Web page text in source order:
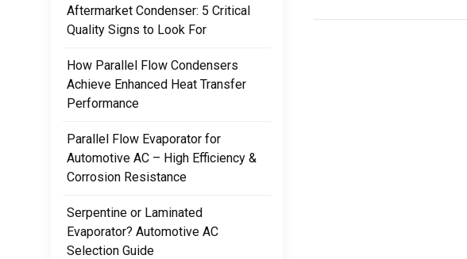
l'évaporateur. Chaque vis
Aftermarket Condenser: 5 Critical
Quality Signs to Look For
How Parallel Flow Condensers
Achieve Enhanced Heat Transfer
Performance
Parallel Flow Evaporator for
Automotive AC – High Efficiency &
Corrosion Resistance
Serpentine or Laminated
Evaporator? Automotive AC
Selection Guide